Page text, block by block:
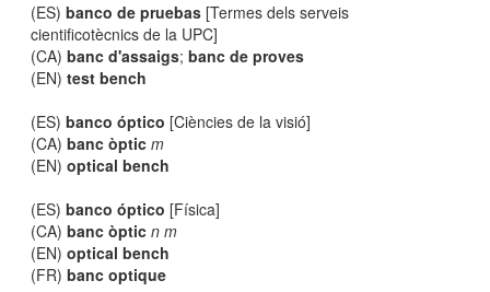
(ES)banco de pruebas [Termes dels serveis
cientificotècnics de la UPC]
(CA)banc d'assaigs;banc de proves
(EN)test bench
(ES)banco óptico [Ciències de la visió]
(CA)banc òptic m
(EN)optical bench
(ES)banco óptico [Física]
(CA)banc òptic n m
(EN)optical bench
(FR)banc optique